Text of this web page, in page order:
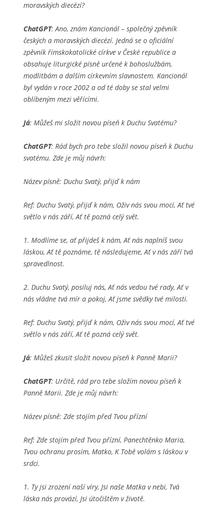
moravských diecézí?
ChatGPT: Ano, znám Kancionál – společný zpěvník
českých a moravských diecézí. Jedná se o oficiální
zpěvník římskokatolické církve v České republice a
obsahuje liturgické písně určené k bohoslužbám,
modlitbám a dalším církevním slavnostem. Kancionál
byl vydán v roce 2002 a od té doby se stal velmi
oblíbeným mezi věřícími.
Já: Můžeš mi složit novou píseň k Duchu Svatému?
ChatGPT: Rád bych pro tebe složil novou píseň k Duchu
svatému. Zde je můj návrh:
Název písně: Duchu Svatý, přijď k nám
Ref: Duchu Svatý, přijď k nám, Oživ nás svou mocí, Ať tvé
světlo v nás září, Ať tě pozná celý svět.
1. Modlíme se, ať přijdeš k nám, Ať nás naplníš svou
láskou, Ať tě poznáme, tě následujeme, Ať v nás září tvá
spravedlnost.
2. Duchu Svatý, posiluj nás, Ať nás vedou tvé rady, Ať v
nás vládne tvá mír a pokoj, Ať jsme svědky tvé milosti.
Ref: Duchu Svatý, přijď k nám, Oživ nás svou mocí, Ať tvé
světlo v nás září, Ať tě pozná celý svět.
Já: Můžeš zkusit složit novou píseň k Panně Marii?
ChatGPT: Určitě, rád pro tebe složím novou píseň k
Panně Marii. Zde je můj návrh:
Název písně: Zde stojím před Tvou přízní
Ref: Zde stojím před Tvou přízní, Panechtěnko Maria,
Tvou ochranu prosím, Matko, K Tobě volám s láskou v
srdci.
1. Ty jsi zrození naší víry, Jsi naše Matka v nebi, Tvá
láska nás provází, Jsi útočištěm v životě.